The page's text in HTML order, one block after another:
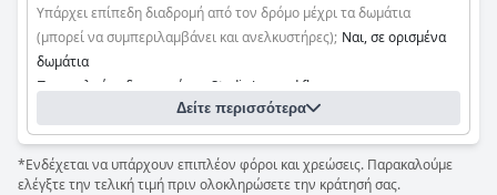
Υπάρχει επίπεδη διαδρομή από τον δρόμο μέχρι τα δωμάτια
(μπορεί να συμπεριλαμβάνει και ανελκυστήρες); Ναι, σε ορισμένα
δωμάτια
Παρακαλούμε διευκρινίστε: Studio/ground floor
Υπάρχουν κάποιες εγκαταστάσεις τις οποίες δεν φτάνουν όσοι
επισκέπτες χρησιμοποιούν αναπηρικό καροτσάκι; Όχι
Δείτε περισσότερα
*Ενδέχεται να υπάρχουν επιπλέον φόροι και χρεώσεις. Παρακαλούμε
ελέγξτε την τελική τιμή πριν ολοκληρώσετε την κράτησή σας.